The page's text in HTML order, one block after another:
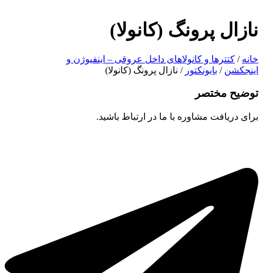
نازال پرونگ (کانولا)
خانه / کتترها و کانولاهای داخل عروقی – اینفیوژن و
اینجکشن / بایونکتور / نازال پرونگ (کانولا)
توضیح مختصر
برای دریافت مشاوره با ما در ارتباط باشید.